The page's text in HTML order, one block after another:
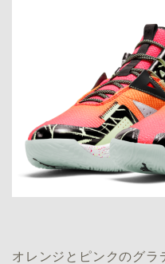
オレンジとピンクのグラ